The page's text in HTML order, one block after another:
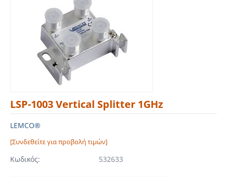
LSP-1003 Vertical Splitter 1GHz
LEMCO®
[Συνδεθείτε για προβολή τιμών]
Κωδικός: 532633